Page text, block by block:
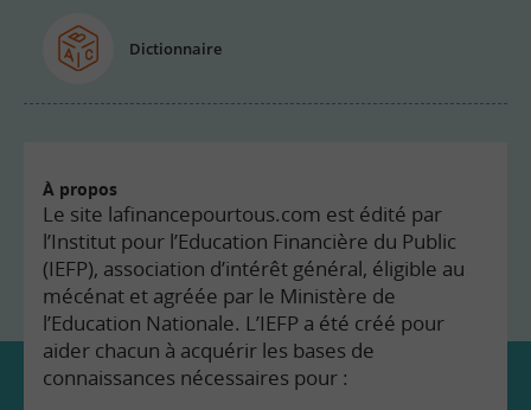
Dictionnaire
À propos
Le site lafinancepourtous.com est édité par
l’Institut pour l’Education Financière du Public
(IEFP), association d’intérêt général, éligible au
mécénat et agréée par le Ministère de
l’Education Nationale. L’IEFP a été créé pour
aider chacun à acquérir les bases de
connaissances nécessaires pour :